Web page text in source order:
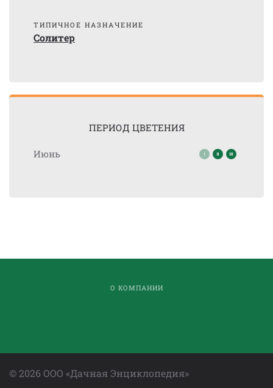
ТИПИЧНОЕ НАЗНАЧЕНИЕ
Солитер
ПЕРИОД ЦВЕТЕНИЯ
Июнь
О КОМПАНИИ
©2026 ООО «Дачная Энциклопедия»